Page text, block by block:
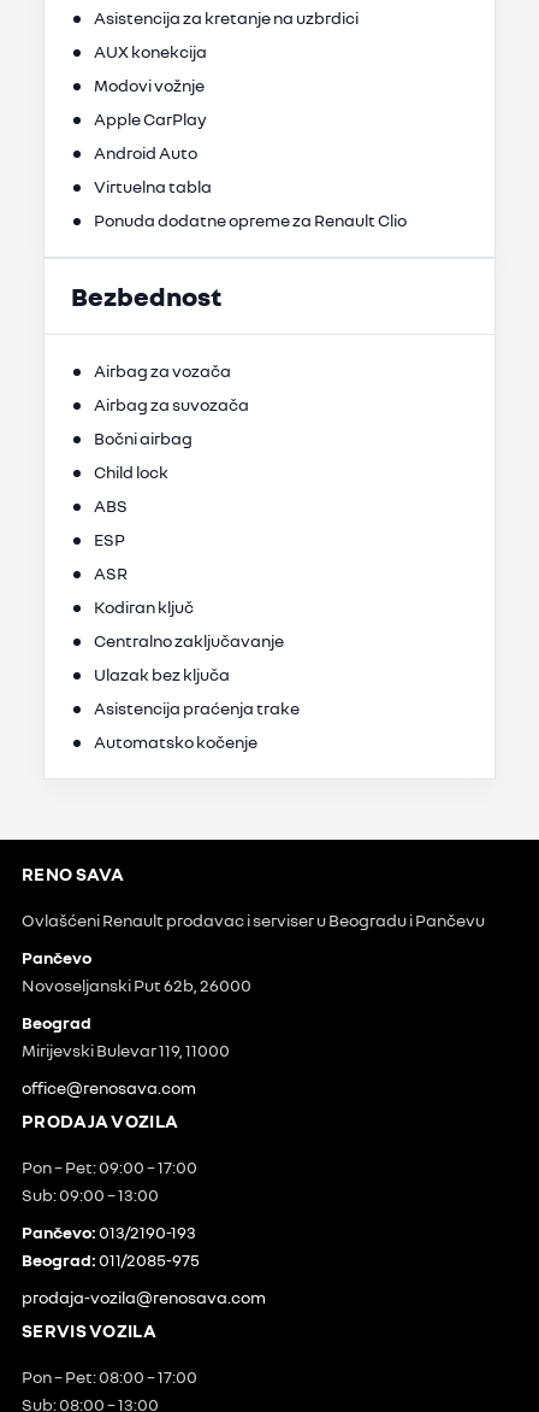
Asistencija za kretanje na uzbrdici
AUX konekcija
Modovi vožnje
Apple CarPlay
Android Auto
Virtuelna tabla
Ponuda dodatne opreme za Renault Clio
Bezbednost
Airbag za vozača
Airbag za suvozača
Bočni airbag
Child lock
ABS
ESP
ASR
Kodiran ključ
Centralno zaključavanje
Ulazak bez ključa
Asistencija praćenja trake
Automatsko kočenje
RENO SAVA
Ovlašćeni Renault prodavac i serviser u Beogradu i Pančevu
Pančevo
Novoseljanski Put 62b, 26000
Beograd
Mirijevski Bulevar 119, 11000
office@renosava.com
PRODAJA VOZILA
Pon – Pet: 09:00 – 17:00
Sub: 09:00 – 13:00
Pančevo:013/2190-193
Beograd:011/2085-975
prodaja-vozila@renosava.com
SERVIS VOZILA
Pon – Pet: 08:00 – 17:00
Sub: 08:00 – 13:00